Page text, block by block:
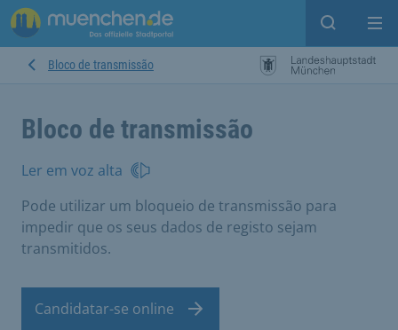
Open
Bloco de transmissão
Bloco de transmissão
Ler em voz alta
Pode utilizar um bloqueio de transmissão para
impedir que os seus dados de registo sejam
transmitidos.
Candidatar-se online